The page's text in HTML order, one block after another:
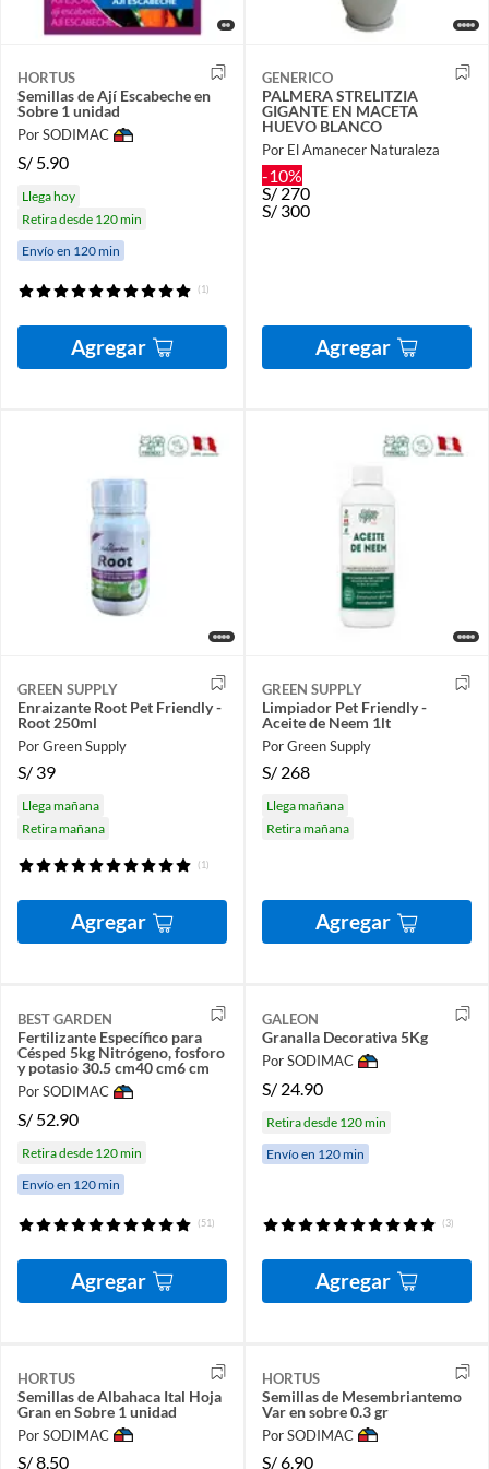
HORTUS
Semillas de Ají Escabeche en
Sobre 1 unidad
Por SODIMAC
S/ 5.90
Llega hoy
Retira desde 120 min
Envío en 120 min
(1)
Agregar
GENERICO
PALMERA STRELITZIA
GIGANTE EN MACETA
HUEVO BLANCO
Por El Amanecer Naturaleza
-10%
S/ 270
S/ 300
Agregar
GREEN SUPPLY
Enraizante Root Pet Friendly -
Root 250ml
Por Green Supply
S/ 39
Llega mañana
Retira mañana
(1)
Agregar
GREEN SUPPLY
Limpiador Pet Friendly -
Aceite de Neem 1lt
Por Green Supply
S/ 268
Llega mañana
Retira mañana
Agregar
BEST GARDEN
Fertilizante Específico para
Césped 5kg Nitrógeno, fosforo
y potasio 30.5 cm40 cm6 cm
Por SODIMAC
S/ 52.90
Retira desde 120 min
Envío en 120 min
(51)
Agregar
GALEON
Granalla Decorativa 5Kg
Por SODIMAC
S/ 24.90
Retira desde 120 min
Envío en 120 min
(3)
Agregar
HORTUS
Semillas de Albahaca Ital Hoja
Gran en Sobre 1 unidad
Por SODIMAC
S/8.50
HORTUS
Semillas de Mesembriantemo
Var en sobre 0.3 gr
Por SODIMAC
S/6.90